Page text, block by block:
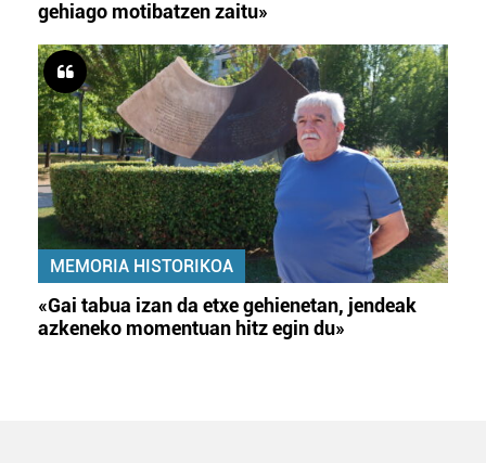
gehiago motibatzen zaitu»
MEMORIA HISTORIKOA
«Gai tabua izan da etxe gehienetan, jendeak
azkeneko momentuan hitz egin du»